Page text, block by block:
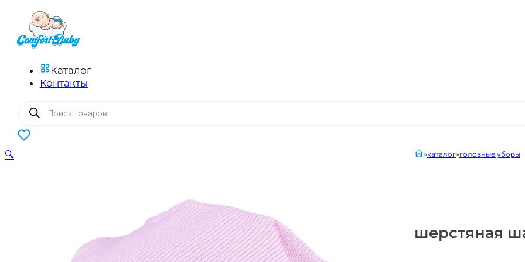
Каталог
Контакты
Поиск
товаров
0
шерстяная
главнаякаталог головные уборы
🔍